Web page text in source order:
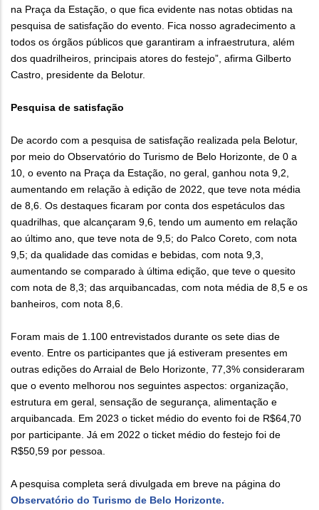
na Praça da Estação, o que fica evidente nas notas obtidas na
pesquisa de satisfação do evento. Fica nosso agradecimento a
todos os órgãos públicos que garantiram a infraestrutura, além
dos quadrilheiros, principais atores do festejo”, afirma Gilberto
Castro, presidente da Belotur.
Pesquisa de satisfação
De acordo com a pesquisa de satisfação realizada pela Belotur,
por meio do Observatório do Turismo de Belo Horizonte, de 0 a
10, o evento na Praça da Estação, no geral, ganhou nota 9,2,
aumentando em relação à edição de 2022, que teve nota média
de 8,6. Os destaques ficaram por conta dos espetáculos das
quadrilhas, que alcançaram 9,6, tendo um aumento em relação
ao último ano, que teve nota de 9,5; do Palco Coreto, com nota
9,5; da qualidade das comidas e bebidas, com nota 9,3,
aumentando se comparado à última edição, que teve o quesito
com nota de 8,3; das arquibancadas, com nota média de 8,5 e os
banheiros, com nota 8,6.
Foram mais de 1.100 entrevistados durante os sete dias de
evento. Entre os participantes que já estiveram presentes em
outras edições do Arraial de Belo Horizonte, 77,3% consideraram
que o evento melhorou nos seguintes aspectos: organização,
estrutura em geral, sensação de segurança, alimentação e
arquibancada. Em 2023 o ticket médio do evento foi de R$64,70
por participante. Já em 2022 o ticket médio do festejo foi de
R$50,59 por pessoa.
A pesquisa completa será divulgada em breve na página do
Observatório do Turismo de Belo Horizonte.